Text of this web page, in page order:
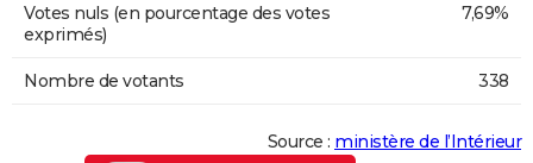
Votes nuls (en pourcentage des votes
exprimés)
7,69%
Nombre de votants 338
Source : ministère de l’Intérieur